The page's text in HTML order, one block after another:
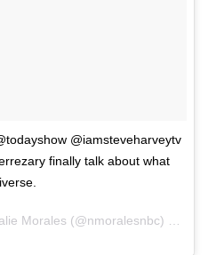
@iamsteveharveytv
finally talk about what